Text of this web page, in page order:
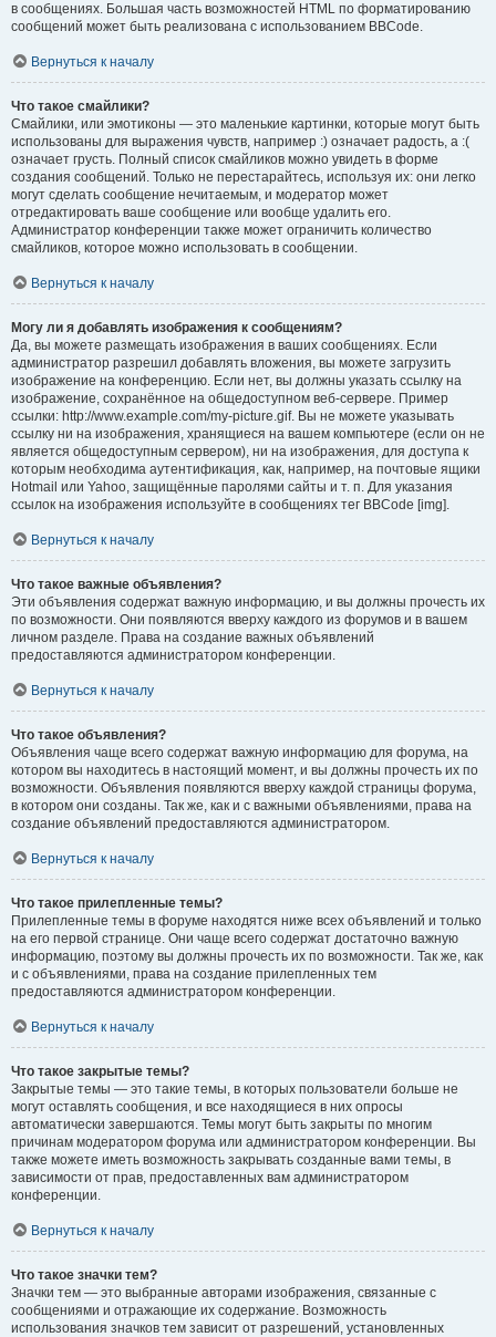
в сообщениях. Большая часть возможностей HTML по форматированию
сообщений может быть реализована с использованием BBCode.
Вернуться к началу
Что такое смайлики?
Смайлики, или эмотиконы — это маленькие картинки, которые могут быть
использованы для выражения чувств, например :) означает радость, а :(
означает грусть. Полный список смайликов можно увидеть в форме
создания сообщений. Только не перестарайтесь, используя их: они легко
могут сделать сообщение нечитаемым, и модератор может
отредактировать ваше сообщение или вообще удалить его.
Администратор конференции также может ограничить количество
смайликов, которое можно использовать в сообщении.
Вернуться к началу
Могу ли я добавлять изображения к сообщениям?
Да, вы можете размещать изображения в ваших сообщениях. Если
администратор разрешил добавлять вложения, вы можете загрузить
изображение на конференцию. Если нет, вы должны указать ссылку на
изображение, сохранённое на общедоступном веб-сервере. Пример
ссылки: http://www.example.com/my-picture.gif. Вы не можете указывать
ссылку ни на изображения, хранящиеся на вашем компьютере (если он не
является общедоступным сервером), ни на изображения, для доступа к
которым необходима аутентификация, как, например, на почтовые ящики
Hotmail или Yahoo, защищённые паролями сайты и т. п. Для указания
ссылок на изображения используйте в сообщениях тег BBCode [img].
Вернуться к началу
Что такое важные объявления?
Эти объявления содержат важную информацию, и вы должны прочесть их
по возможности. Они появляются вверху каждого из форумов и в вашем
личном разделе. Права на создание важных объявлений
предоставляются администратором конференции.
Вернуться к началу
Что такое объявления?
Объявления чаще всего содержат важную информацию для форума, на
котором вы находитесь в настоящий момент, и вы должны прочесть их по
возможности. Объявления появляются вверху каждой страницы форума,
в котором они созданы. Так же, как и с важными объявлениями, права на
создание объявлений предоставляются администратором.
Вернуться к началу
Что такое прилепленные темы?
Прилепленные темы в форуме находятся ниже всех объявлений и только
на его первой странице. Они чаще всего содержат достаточно важную
информацию, поэтому вы должны прочесть их по возможности. Так же, как
и с объявлениями, права на создание прилепленных тем
предоставляются администратором конференции.
Вернуться к началу
Что такое закрытые темы?
Закрытые темы — это такие темы, в которых пользователи больше не
могут оставлять сообщения, и все находящиеся в них опросы
автоматически завершаются. Темы могут быть закрыты по многим
причинам модератором форума или администратором конференции. Вы
также можете иметь возможность закрывать созданные вами темы, в
зависимости от прав, предоставленных вам администратором
конференции.
Вернуться к началу
Что такое значки тем?
Значки тем — это выбранные авторами изображения, связанные с
сообщениями и отражающие их содержание. Возможность
использования значков тем зависит от разрешений, установленных